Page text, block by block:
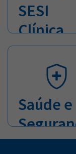
SESI
Clínica
Saúde e
no